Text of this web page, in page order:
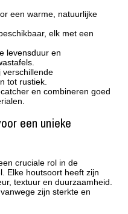
een warme, natuurlijke
elk met een
levensduur en
verschillende
tot rustiek.
en combineren goed
een unieke
cruciale rol in de
Elke houtsoort heeft zijn
textuur en duurzaamheid.
zijn sterkte en